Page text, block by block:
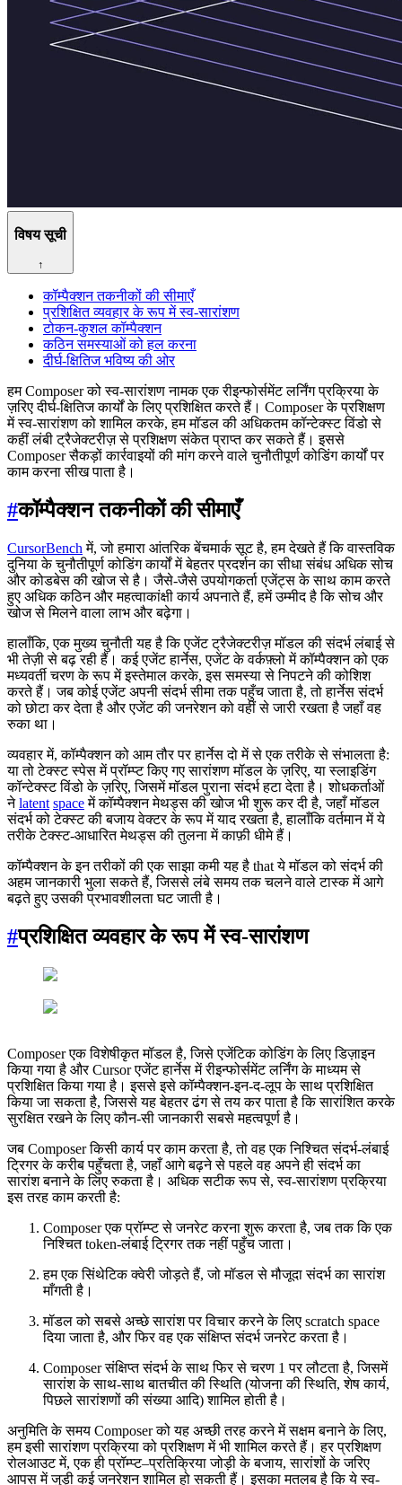
विषय सूची
↑
कॉम्पैक्शन तकनीकों की सीमाएँ
प्रशिक्षित व्यवहार के रूप में स्व-सारांशण
टोकन-कुशल कॉम्पैक्शन
कठिन समस्याओं को हल करना
दीर्घ-क्षितिज भविष्य की ओर
हम Composer को स्व-सारांशण नामक एक रीइन्फोर्समेंट लर्निंग प्रक्रिया के
ज़रिए दीर्घ-क्षितिज कार्यों के लिए प्रशिक्षित करते हैं। Composer के प्रशिक्षण
में स्व-सारांशण को शामिल करके, हम मॉडल की अधिकतम कॉन्टेक्स्ट विंडो से
कहीं लंबी ट्रैजेक्टरीज़ से प्रशिक्षण संकेत प्राप्त कर सकते हैं। इससे
Composer सैकड़ों कार्रवाइयों की मांग करने वाले चुनौतीपूर्ण कोडिंग कार्यों पर
काम करना सीख पाता है।
#कॉम्पैक्शन तकनीकों की सीमाएँ
CursorBench में, जो हमारा आंतरिक बेंचमार्क सूट है, हम देखते हैं कि वास्तविक
दुनिया के चुनौतीपूर्ण कोडिंग कार्यों में बेहतर प्रदर्शन का सीधा संबंध अधिक सोच
और कोडबेस की खोज से है। जैसे-जैसे उपयोगकर्ता एजेंट्स के साथ काम करते
हुए अधिक कठिन और महत्वाकांक्षी कार्य अपनाते हैं, हमें उम्मीद है कि सोच और
खोज से मिलने वाला लाभ और बढ़ेगा।
हालाँकि, एक मुख्य चुनौती यह है कि एजेंट ट्रैजेक्टरीज़ मॉडल की संदर्भ लंबाई से
भी तेज़ी से बढ़ रही हैं। कई एजेंट हार्नेस, एजेंट के वर्कफ़्लो में कॉम्पैक्शन को एक
मध्यवर्ती चरण के रूप में इस्तेमाल करके, इस समस्या से निपटने की कोशिश
करते हैं। जब कोई एजेंट अपनी संदर्भ सीमा तक पहुँच जाता है, तो हार्नेस संदर्भ
को छोटा कर देता है और एजेंट की जनरेशन को वहीं से जारी रखता है जहाँ वह
रुका था।
व्यवहार में, कॉम्पैक्शन को आम तौर पर हार्नेस दो में से एक तरीके से संभालता है:
या तो टेक्स्ट स्पेस में प्रॉम्प्ट किए गए सारांशण मॉडल के ज़रिए, या स्लाइडिंग
कॉन्टेक्स्ट विंडो के ज़रिए, जिसमें मॉडल पुराना संदर्भ हटा देता है। शोधकर्ताओं
नेlatent spaceमें कॉम्पैक्शन मेथड्स की खोज भी शुरू कर दी है, जहाँ मॉडल
संदर्भ को टेक्स्ट की बजाय वेक्टर के रूप में याद रखता है, हालाँकि वर्तमान में ये
तरीके टेक्स्ट-आधारित मेथड्स की तुलना में काफ़ी धीमे हैं।
कॉम्पैक्शन के इन तरीकों की एक साझा कमी यह है that ये मॉडल को संदर्भ की
अहम जानकारी भुला सकते हैं, जिससे लंबे समय तक चलने वाले टास्क में आगे
बढ़ते हुए उसकी प्रभावशीलता घट जाती है।
#प्रशिक्षित व्यवहार के रूप में स्व-सारांशण
Composer एक विशेषीकृत मॉडल है, जिसे एजेंटिक कोडिंग के लिए डिज़ाइन
किया गया है और Cursor एजेंट हार्नेस में रीइन्फोर्समेंट लर्निंग के माध्यम से
प्रशिक्षित किया गया है। इससे इसे कॉम्पैक्शन-इन-द-लूप के साथ प्रशिक्षित
किया जा सकता है, जिससे यह बेहतर ढंग से तय कर पाता है कि सारांशित करके
सुरक्षित रखने के लिए कौन-सी जानकारी सबसे महत्वपूर्ण है।
जब Composer किसी कार्य पर काम करता है, तो वह एक निश्चित संदर्भ-लंबाई
ट्रिगर के करीब पहुँचता है, जहाँ आगे बढ़ने से पहले वह अपने ही संदर्भ का
सारांश बनाने के लिए रुकता है। अधिक सटीक रूप से, स्व-सारांशण प्रक्रिया
इस तरह काम करती है:
Composer एक प्रॉम्प्ट से जनरेट करना शुरू करता है, जब तक कि एक
निश्चित token-लंबाई ट्रिगर तक नहीं पहुँच जाता।
हम एक सिंथेटिक क्वेरी जोड़ते हैं, जो मॉडल से मौजूदा संदर्भ का सारांश
माँगती है।
मॉडल को सबसे अच्छे सारांश पर विचार करने के लिए scratch space
दिया जाता है, और फिर वह एक संक्षिप्त संदर्भ जनरेट करता है।
Composer संक्षिप्त संदर्भ के साथ फिर से चरण 1 पर लौटता है, जिसमें
सारांश के साथ-साथ बातचीत की स्थिति (योजना की स्थिति, शेष कार्य,
पिछले सारांशणों की संख्या आदि) शामिल होती है।
अनुमिति के समय Composer को यह अच्छी तरह करने में सक्षम बनाने के लिए,
हम इसी सारांशण प्रक्रिया को प्रशिक्षण में भी शामिल करते हैं। हर प्रशिक्षण
रोलआउट में, एक ही प्रॉम्प्ट–प्रतिक्रिया जोड़ी के बजाय, सारांशों के जरिए
आपस में जुड़ी कई जनरेशन शामिल हो सकती हैं। इसका मतलब है कि ये स्व-